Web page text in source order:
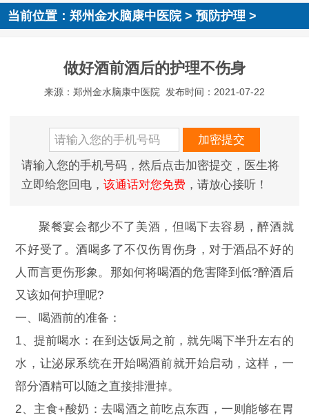
当前位置：郑州金水脑康中医院>预防护理 >
做好酒前酒后的护理不伤身
来源：郑州金水脑康中医院 发布时间：2021-07-22
请输入您的手机号码，然后点击加密提交，医生将
立即给您回电， 该通话对您免费，请放心接听！
聚餐宴会都少不了美酒，但喝下去容易，醉酒就
不好受了。酒喝多了不仅伤胃伤身，对于酒品不好的
人而言更伤形象。那如何将喝酒的危害降到低?醉酒后
又该如何护理呢?
一、喝酒前的准备：
1、提前喝水：在到达饭局之前，就先喝下半升左右的
水，让泌尿系统在开始喝酒前就开始启动，这样，一
部分酒精可以随之直接排泄掉。
2、主食+酸奶：去喝酒之前吃点东西，一则能够在胃